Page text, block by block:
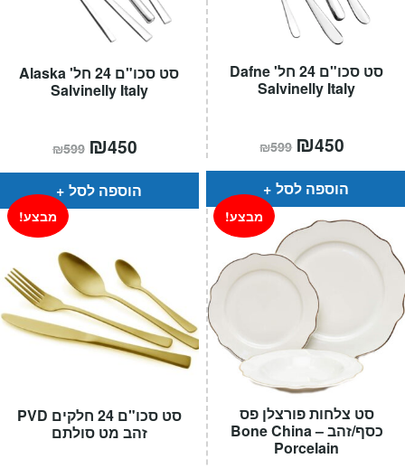
סט סכו"ם 24 חל' Alaska
Salvinelly Italy
₪599 המחיר
המקורי
היה:
₪599.
₪450
הוא:
הוספה לסל
סט סכו"ם 24 חל' Dafne
Salvinelly Italy
₪599 המחיר
המקורי
היה:
₪599.
₪450
הוא:
הוספה לסל
סט סכו"ם 24 חלקים PVD
זהב מט סולתם
מבצע!
סט צלחות פורצלן פס
כסף/זהב – Bone China
Porcelain
מבצע!